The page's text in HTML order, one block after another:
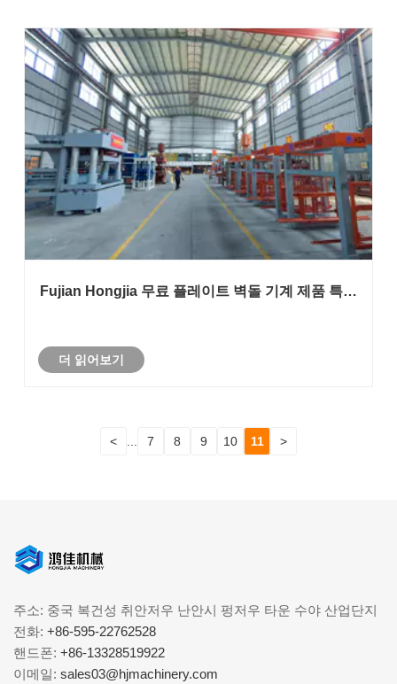
Fujian Hongjia 무료 플레이트 벽돌 기계 제품 특징
더 읽어보기
< 7 8 9 10 11 >
주소: 중국 복건성 취안저우 난안시 펑저우 타운 수야 산업단지
전화: +86-595-22762528
핸드폰: +86-13328519922
이메일: sales03@hjmachinery.com